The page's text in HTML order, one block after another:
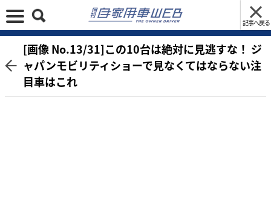
記事へ戻る
[画像 No.13/31]この10台は絶対に見逃すな！ ジ
ャパンモビリティショーで見なくてはならない注
目車はこれ